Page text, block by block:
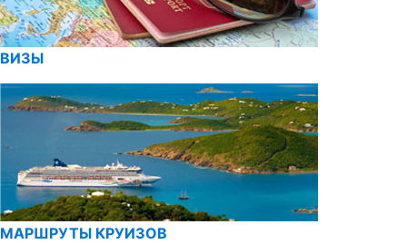
ВИЗЫ
МАРШРУТЫ КРУИЗОВ